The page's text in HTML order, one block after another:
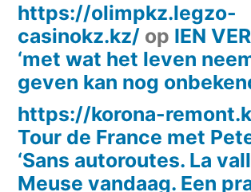
https://olimpkz.legzo-
casinokz.kz/ op IEN
‘met wat het leven
geven kan nog
https://korona-
Tour de France met
‘Sans autoroutes. La
Meuse vandaag. Een